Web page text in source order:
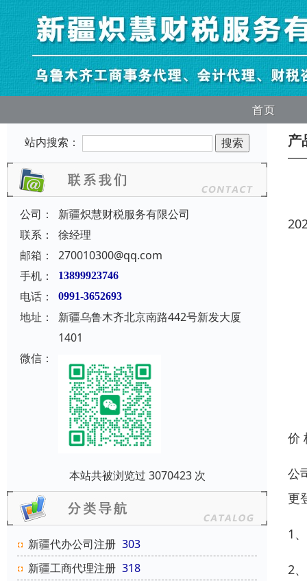
首页
站内搜索：
公司：
新疆炽慧财税服务有限公司
联系：
徐经理
邮箱：
270010300@qq.com
手机：
13899923746
电话： 0991-3652693
地址：
新疆乌鲁木齐北京南路442号新发大厦
1401
微信：
本站共被浏览过 3070423 次
新疆代办公司注册 303
新疆工商代理注册 318
产
价
公
更
1
2